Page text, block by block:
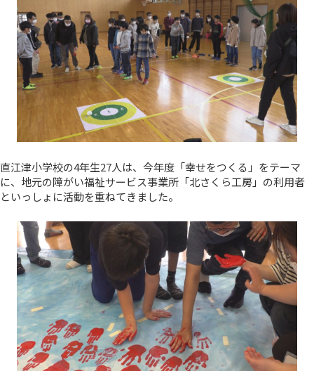
直江津小学校の4年生27人は、今年度「幸せをつくる」をテーマ
に、地元の障がい福祉サービス事業所「北さくら工房」の利用者
といっしょに活動を重ねてきました。